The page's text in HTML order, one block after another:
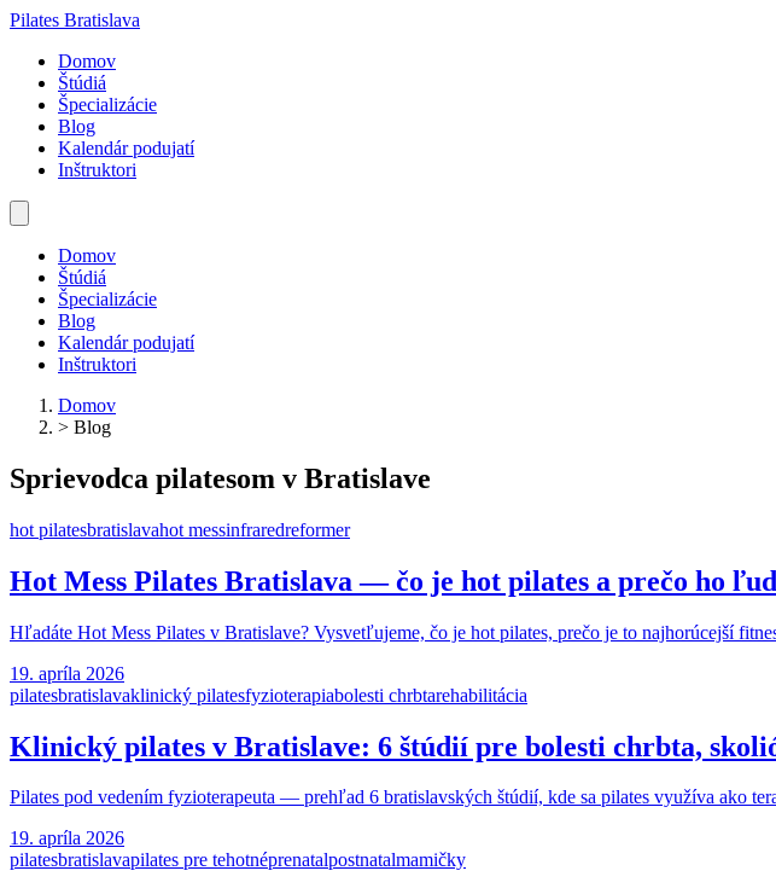
Pilates Bratislava
Domov
Štúdiá
Špecializácie
Blog
Kalendár podujatí
Inštruktori
Domov
Štúdiá
Špecializácie
Blog
Kalendár podujatí
Inštruktori
Domov
> Blog
Sprievodca pilatesom v Bratislave
hot pilatesbratislavahot messinfraredreformer
Hot Mess Pilates Bratislava — čo je hot pilates a prečo ho
Hľadáte Hot Mess Pilates v Bratislave? Vysvetľujeme, čo je hot pilates, prečo je to najhorúcejší
19. apríla 2026
pilatesbratislavaklinický pilatesfyzioterapiabolesti chrbtarehabilitácia
Klinický pilates v Bratislave: 6 štúdií pre bolesti chrbta,
Pilates pod vedením fyzioterapeuta — prehľad 6 bratislavských štúdií, kde sa pilates využíva ako
19. apríla 2026
pilatesbratislavapilates pre tehotnéprenatalpostnatalmamičky